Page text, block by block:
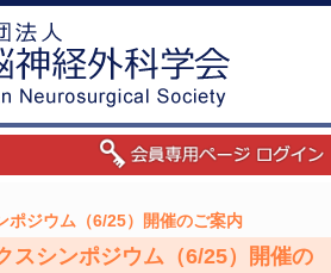
ポジウム（6/25）開催のご案内
スシンポジウム（6/25）開催の